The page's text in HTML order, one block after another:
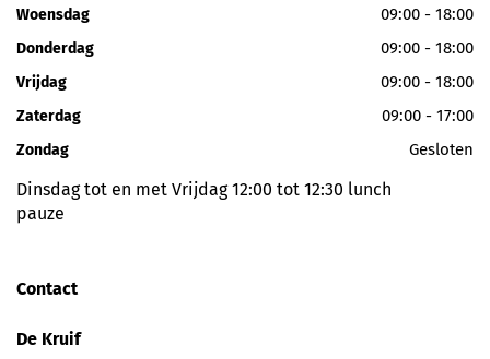
Woensdag 09:00 - 18:00
Donderdag 09:00 - 18:00
Vrijdag 09:00 - 18:00
Zaterdag 09:00 - 17:00
Zondag Gesloten
Dinsdag tot en met Vrijdag 12:00 tot 12:30 lunch
pauze
Contact
De Kruif